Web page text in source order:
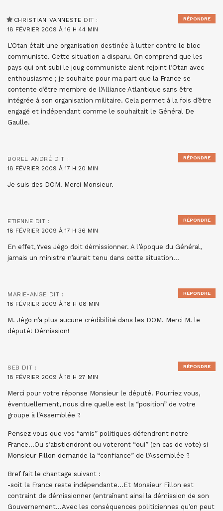
CHRISTIAN VANNESTE DIT :
18 FÉVRIER 2009 À 16 H 44 MIN
L’Otan était une organisation destinée à lutter contre le bloc
communiste. Cette situation a disparu. On comprend que les
pays qui ont subi le joug communiste aient rejoint l’Otan avec
enthousiasme ; je souhaite pour ma part que la France se
contente d’être membre de l’Alliance Atlantique sans être
intégrée à son organisation militaire. Cela permet à la fois d’être
engagé et indépendant comme le souhaitait le Général De
Gaulle.
RÉPONDRE
BOREL ANDRÉ DIT :
18 FÉVRIER 2009 À 17 H 20 MIN
Je suis des DOM. Merci Monsieur.
RÉPONDRE
ETIENNE DIT :
18 FÉVRIER 2009 À 17 H 36 MIN
En effet, Yves Jégo doit démissionner. A l’époque du Général,
jamais un ministre n’aurait tenu dans cette situation…
RÉPONDRE
MARIE-ANGE DIT :
18 FÉVRIER 2009 À 18 H 08 MIN
M. Jégo n’a plus aucune crédibilité dans les DOM. Merci M. le
député! Démission!
RÉPONDRE
SEB DIT :
18 FÉVRIER 2009 À 18 H 27 MIN
Merci pour votre réponse Monsieur le député. Pourriez vous,
éventuellement, nous dire quelle est la “position” de votre
groupe à l’Assemblée ?
Pensez vous que vos “amis” politiques défendront notre
France…Ou s’abstiendront ou voteront “oui” (en cas de vote) si
Monsieur Fillon demande la “confiance” de l’Assemblée ?
Bref fait le chantage suivant :
-soit la France reste indépendante…Et Monsieur Fillon est
contraint de démissionner (entraînant ainsi la démission de son
Gouvernement…Avec les conséquences politiciennes qu’on peut
RÉPONDRE